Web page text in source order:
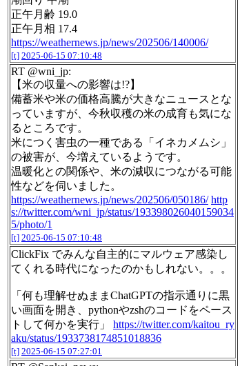
正午月齢 19.0
正午月相 17.4
https://weathernews.jp/news/202506/140006/
[t] 2025-06-15 07:10:48
RT @wni_jp:
【米の収量への影響は!?】
備蓄米や米の価格高騰が大きなニュースとな
っていますが、今秋収穫の米の成育も気にな
るところです。
米につく害虫の一種である「イネカメムシ」
の被害が、今増えているようです。
温暖化との関係や、米の減収につながる可能
性などを伺いました。
https://weathernews.jp/news/202506/050186/ http
s://twitter.com/wni_jp/status/193398026040159034
5/photo/1
[t] 2025-06-15 07:10:48
ClickFix でみんな自主的にマルウェア感染し
てくれる時代になったのかもしれない。。。
「何も理解せぬままChatGPTの指示通りに黒
い画面を開き、pythonやzshのコードをペース
トして何かを実行」 https://twitter.com/kaitou_ry
aku/status/1933738174851018836
[t] 2025-06-15 07:27:01